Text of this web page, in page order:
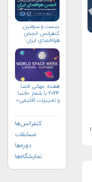
بیست و سومین
کنفرانس انجمن
هوافضای ايران
هفته جهانی فضا
۲۰۲۴ با شعار «فضا
و تغییرات اقلیمی»
کنفرانس‌ها
مسابقات
دوره‌ها
نمایشگاه‌ها